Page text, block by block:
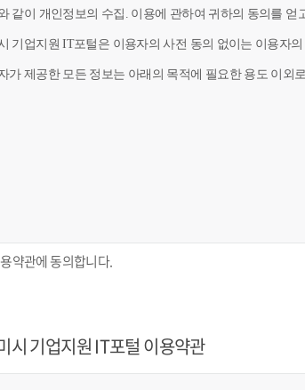
같이 개인정보의 수집. 이용에 관하여 귀하의 동의를 얻
기업지원 IT포털은 이용자의 사전 동의 없이는 이용자
가 제공한 모든 정보는 아래의 목적에 필요한 용도 이외
약관에 동의합니다.
시 기업지원 IT포털 이용약관